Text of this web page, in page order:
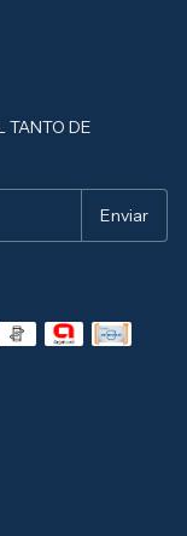
TANTO DE